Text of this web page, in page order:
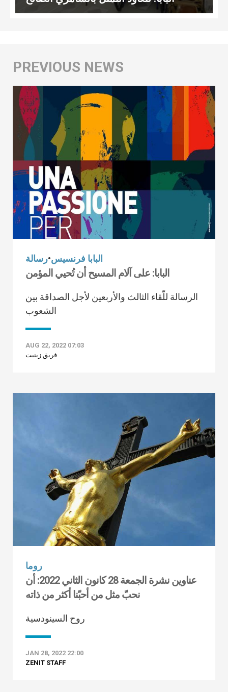
البابا فرنسيس•رسالة
البابا: على آلام المسيح أن تُحيي المؤمن
الرسالة للّقاء الثالث والأربعين لأجل الصداقة بين
الشعوب
AUG 22, 2022 07:03
فريق زينيت
روما
عناوين نشرة الجمعة 28 كانون الثاني 2022: أن
نحبّ مثل من أحبّنا أكثر من ذاته
روح السينودسية
JAN 28, 2022 22:00
ZENIT STAFF